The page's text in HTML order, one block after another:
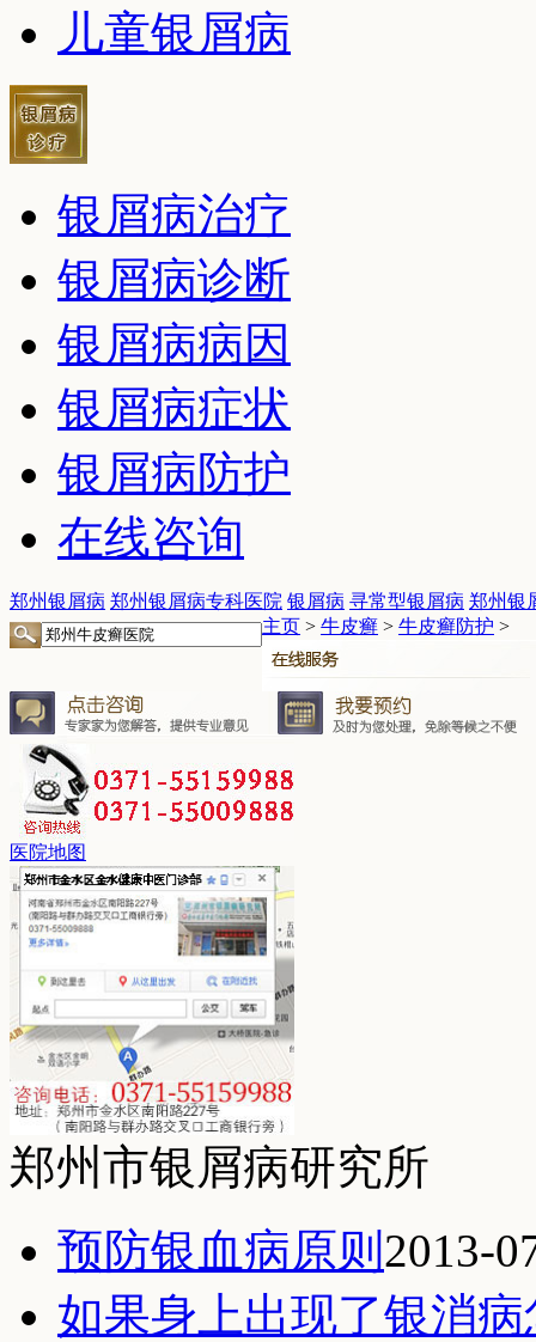
儿童银屑病
银屑病治疗
银屑病诊断
银屑病病因
银屑病症状
银屑病防护
在线咨询
郑州银屑病 郑州银屑病专科医院 银屑病 寻常型银屑病 郑州银
主页 > 牛皮癣 > 牛皮癣防护 >
医院地图
郑州市银屑病研究所
预防银血病原则 2013-
如果身上出现了银消